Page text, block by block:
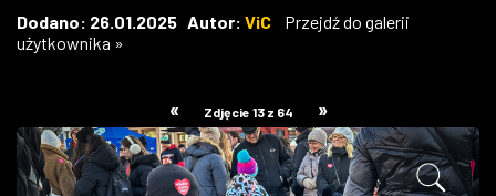
W KINACH
ZDJĘCIA
Dodano: 26.01.2025 Autor: ViC
Przejdź do galerii
użytkownika »
« Zdjęcie 13 z 64 »